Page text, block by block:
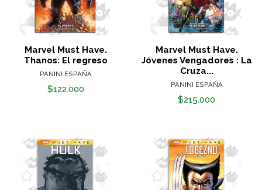
Marvel Must Have.
Thanos: El regreso
PANINI ESPAÑA
$122.000
Marvel Must Have.
Jóvenes Vengadores : La
Cruza...
PANINI ESPAÑA
$215.000